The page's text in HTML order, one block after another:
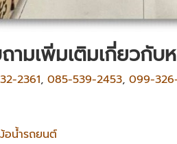
ามเพิ่มเติมเกี่ยวกับ
2361, 085-539-2453, 099-
อน้ำรถยนต์